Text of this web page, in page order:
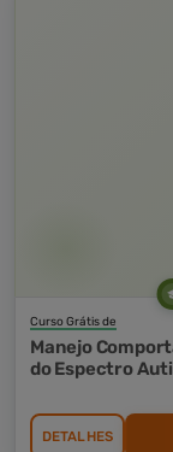
Curso Grátis de
Manejo
do Espectro
DETALHES